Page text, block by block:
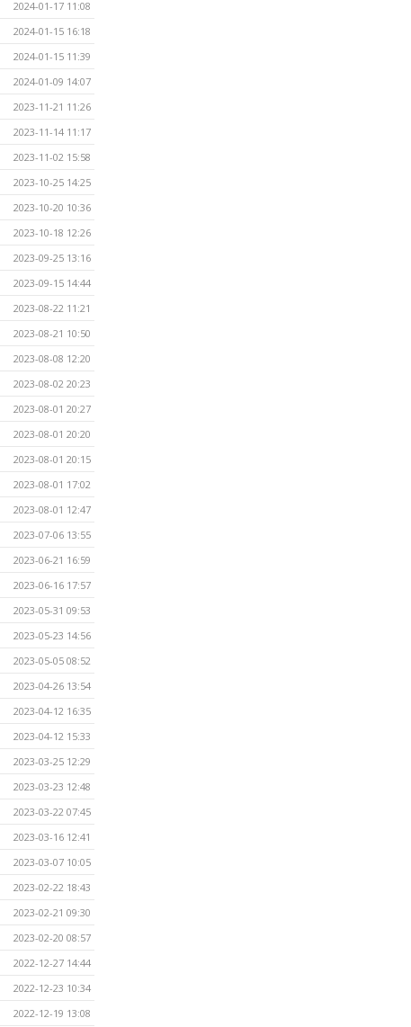
2024-01-17 11:08
2024-01-15 16:18
2024-01-15 11:39
2024-01-09 14:07
2023-11-21 11:26
2023-11-14 11:17
2023-11-02 15:58
2023-10-25 14:25
2023-10-20 10:36
2023-10-18 12:26
2023-09-25 13:16
2023-09-15 14:44
2023-08-22 11:21
2023-08-21 10:50
2023-08-08 12:20
2023-08-02 20:23
2023-08-01 20:27
2023-08-01 20:20
2023-08-01 20:15
2023-08-01 17:02
2023-08-01 12:47
2023-07-06 13:55
2023-06-21 16:59
2023-06-16 17:57
2023-05-31 09:53
2023-05-23 14:56
2023-05-05 08:52
2023-04-26 13:54
2023-04-12 16:35
2023-04-12 15:33
2023-03-25 12:29
2023-03-23 12:48
2023-03-22 07:45
2023-03-16 12:41
2023-03-07 10:05
2023-02-22 18:43
2023-02-21 09:30
2023-02-20 08:57
2022-12-27 14:44
2022-12-23 10:34
2022-12-19 13:08